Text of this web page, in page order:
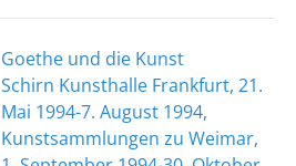
Goethe und die Kunst
Schirn Kunsthalle Frankfurt, 21.
Mai 1994-7. August 1994,
Kunstsammlungen zu Weimar,